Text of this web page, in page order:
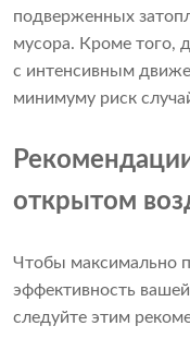
подверженных
мусора. Кроме того,
с интенсивным
минимуму риск
открытом
Чтобы максимально
эффективность
следуйте этим